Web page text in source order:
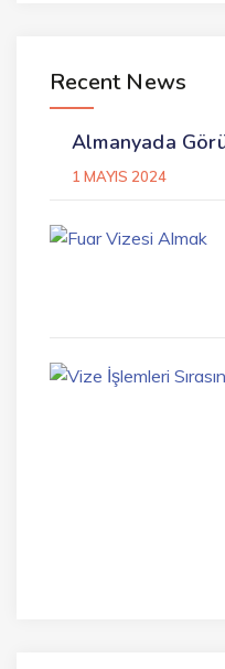
Recent News
Almanyada
1 MAYIS 2024